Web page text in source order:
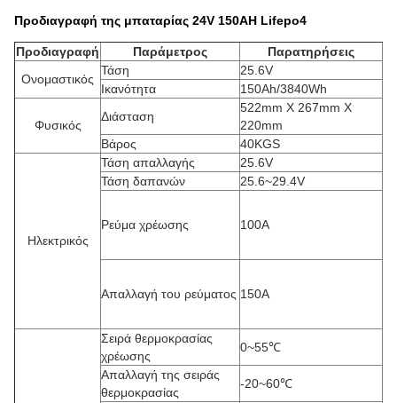
Προδιαγραφή της μπαταρίας 24V 150AH Lifepo4
Προδιαγραφή Παράμετρος
Παρατηρήσεις
Ονομαστικός
Τάση
25.6V
Ικανότητα
150Ah/3840Wh
Φυσικός
Διάσταση
522mm X 267mm X
220mm
Βάρος
40KGS
Ηλεκτρικός
Τάση απαλλαγής
25.6V
Τάση δαπανών
25.6~29.4V
Ρεύμα χρέωσης 100A
Απαλλαγή του ρεύματος 150A
Σειρά θερμοκρασίας
χρέωσης
0~55℃
Απαλλαγή της σειράς
θερμοκρασίας
-20~60℃